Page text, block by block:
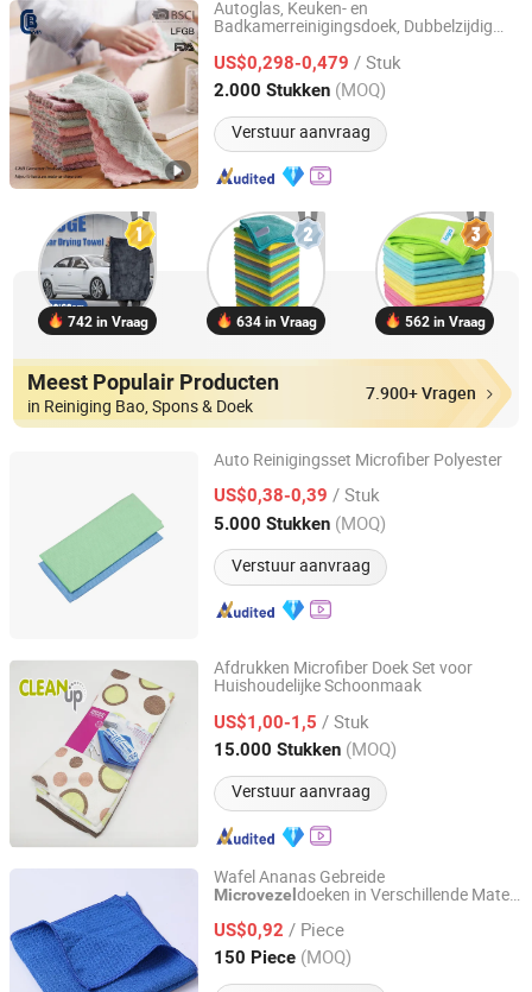
Autoglas, Keuken- en
Badkamerreinigingsdoek, Dubbelzijdig
US$0,298-0,479 / Stuk
2.000 Stukken (MOQ)
Verstuur aanvraag
Yangjiang C&B Consumer Product Limited
Guangdong, China Sinds 2018
742 in Vraag 634 in Vraag 562 in Vraag
Meest Populair Producten
in Reiniging Bao, Spons & Doek
7.900+ Vragen
Auto Reinigingsset Microfiber Polyester
US$0,38-0,39 / Stuk
5.000 Stukken (MOQ)
Verstuur aanvraag
Shanghai Huaqi Industrial Co., Ltd.
Shanghai, China Sinds 2020
Afdrukken Microfiber Doek Set voor
Huishoudelijke Schoonmaak
US$1,00-1,5 / Stuk
15.000 Stukken (MOQ)
Verstuur aanvraag
CLEANUP Industrial & Trading Co., Ltd.
Zhejiang, China Sinds 2019
Wafel Ananas Gebreide
Microvezeldoeken in Verschillende Maten
Schoonmaken
US$0,92 / Piece
150 Piece (MOQ)
Yuanshi County Zhengheng Textile Co., Ltd.
Hebei, China Sinds 2022